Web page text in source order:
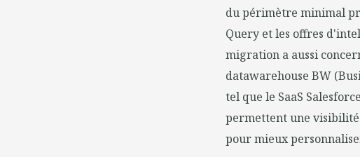
du périmètre minimal
Query et les offres
migration a aussi
datawarehouse BW
tel que le SaaS
permettent une
pour mieux